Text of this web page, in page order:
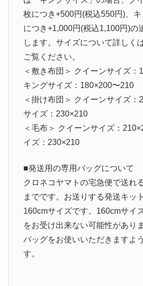
枚につき+500円(税込550円)、
につき+1,000円(税込1,100円)の
します。サイズについて詳しく
ご覧ください。
＜敷き布団＞ クイーンサイズ：
キングサイズ：180×200〜210
＜掛け布団＞ クイーンサイズ：
サイズ：230×210
＜毛布＞ クイーンサイズ：
イズ：230×210
■発送用の専用バッグについて
クロネコヤマトの宅急便で送れ
までです。お送りする発送キッ
160cmサイズです。160cmサイ
をお受け出来ない可能性があり
バッグをお使いいただきますよ
す。